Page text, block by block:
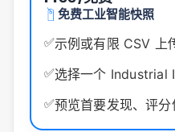
免费工业智能快照
✅示例或有限 CSV 上
✅选择一个 Industrial
✅预览首要发现、评